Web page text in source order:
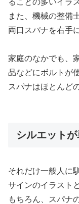
ることの多いイラ
また、機械の整備
両口スパナを右手
家庭のなかでも、
品などにボルトが
スパナはほとんど
シルエット
それだけ一般人に
サインのイラスト
もちろん、スパナ